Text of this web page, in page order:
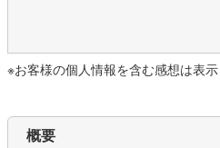
※お客様の個人情報を含む感想は表示
概要